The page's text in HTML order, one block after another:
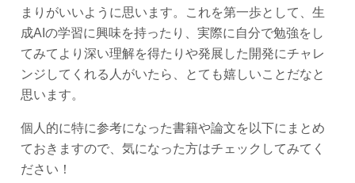
まりがいいように思います。これを第一歩として、生
成AIの学習に興味を持ったり、実際に自分で勉強をし
てみてより深い理解を得たりや発展した開発にチャレ
ンジしてくれる人がいたら、とても嬉しいことだなと
思います。
個人的に特に参考になった書籍や論文を以下にまとめ
ておきますので、気になった方はチェックしてみてく
ださい！